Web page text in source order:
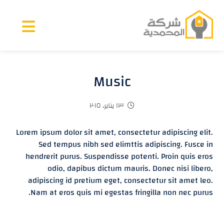
Music
١٣ يناير، ٢٠١٥
Lorem ipsum dolor sit amet, consectetur adipiscing elit.
Sed tempus nibh sed elimttis adipiscing. Fusce in
hendrerit purus. Suspendisse potenti. Proin quis eros
odio, dapibus dictum mauris. Donec nisi libero,
adipiscing id pretium eget, consectetur sit amet leo.
Nam at eros quis mi egestas fringilla non nec purus.